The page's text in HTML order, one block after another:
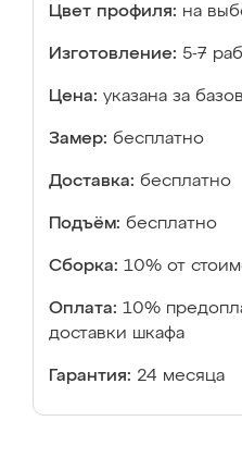
Цвет профиля: на
Изготовление: 5-7
Цена: указана за
Замер: бесплатно
Доставка: бесплатно
Подъём: бесплатно
Сборка: 10% от
Оплата: 10%
доставки шкафа
Гарантия: 24 месяца